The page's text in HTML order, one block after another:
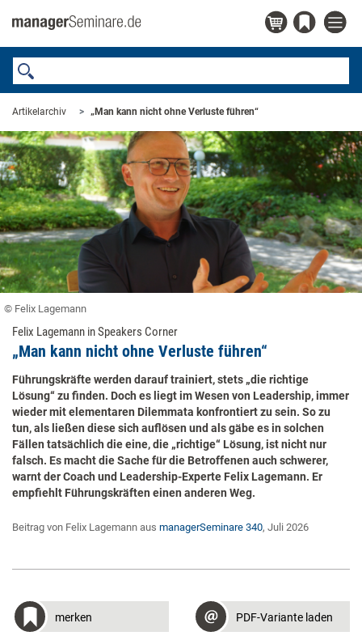
Artikelarchiv „Man kann nicht ohne Verluste führen“
© Felix Lagemann
Felix Lagemann in Speakers Corner
„Man kann nicht ohne Verluste führen“
Führungskräfte werden darauf trainiert, stets „die richtige
Lösung“ zu finden. Doch es liegt im Wesen von Leadership, immer
wieder mit elementaren Dilemmata konfrontiert zu sein. So zu
tun, als ließen diese sich auflösen und als gäbe es in solchen
Fällen tatsächlich die eine, die „richtige“ Lösung, ist nicht nur
falsch. Es macht die Sache für die Betroffenen auch schwerer,
warnt der Coach und Leadership-Experte Felix Lagemann. Er
empfiehlt Führungskräften einen anderen Weg.
Beitrag von Felix Lagemann aus managerSeminare 340, Juli 2026
merken PDF-Variante laden